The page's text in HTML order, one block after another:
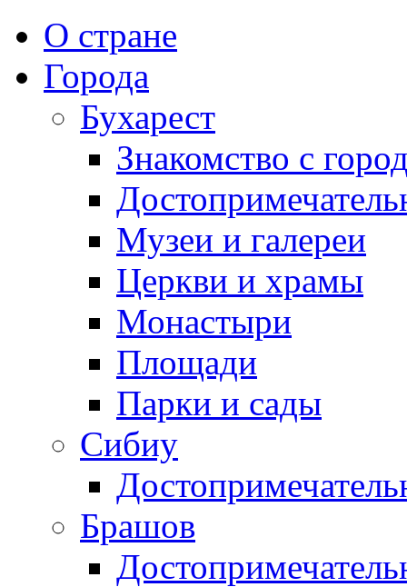
О стране
Города
Бухарест
Знакомство с
Музеи и галереи
Церкви и храмы
Монастыри
Площади
Парки и сады
Сибиу
Брашов